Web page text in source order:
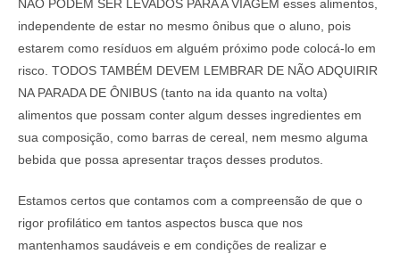
NÃO PODEM SER LEVADOS PARA A VIAGEM esses alimentos,
independente de estar no mesmo ônibus que o aluno , pois
estarem como resíduos em alguém próximo pode colocá-lo em
risco. TODOS TAMBÉM DEVEM LEMBRAR DE NÃO ADQUIRIR
NA PARADA DE ÔNIBUS (tanto na ida quanto na volta)
alimentos que possam conter algum desses ingredientes em
sua composição, como barras de cereal, nem mesmo alguma
bebida que possa apresentar traços desses produtos.
Estamos certos que contamos com a compreensão de que o
rigor profilático em tantos aspectos busca que nos
mantenhamos saudáveis e em condições de realizar e